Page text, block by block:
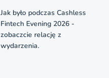
Jak było podczas Cashless
Fintech Evening 2026 -
zobaczcie relację z
wydarzenia.